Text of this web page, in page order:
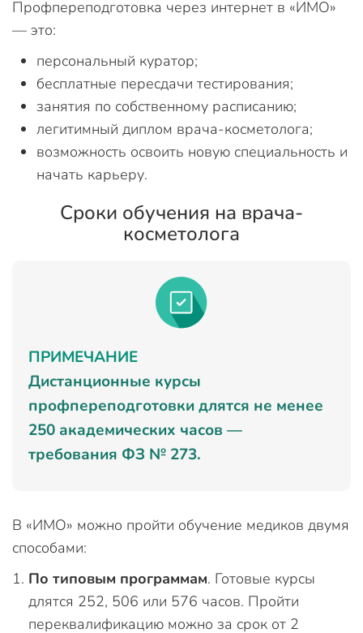
Профпереподготовка через интернет в «ИМО»
— это:
персональный куратор;
бесплатные пересдачи тестирования;
занятия по собственному расписанию;
легитимный диплом врача-косметолога;
возможность освоить новую специальность и
начать карьеру.
Сроки обучения на врача-
косметолога
ПРИМЕЧАНИЕ
Дистанционные курсы
профпереподготовки длятся не менее
250 академических часов —
требования ФЗ № 273.
В «ИМО» можно пройти обучение медиков двумя
способами:
По типовым программам. Готовые курсы
длятся 252, 506 или 576 часов. Пройти
переквалификацию можно за срок от 2